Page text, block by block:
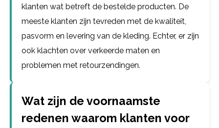
klanten wat betreft de bestelde producten. De
meeste klanten zijn tevreden met de kwaliteit,
pasvorm en levering van de kleding. Echter, er zijn
ook klachten over verkeerde maten en
problemen met retourzendingen.
Wat zijn de voornaamste
redenen waarom klanten voor